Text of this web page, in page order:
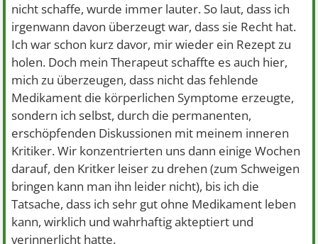
nicht schaffe, wurde immer lauter. So laut, dass ich
irgenwann davon überzeugt war, dass sie Recht hat.
Ich war schon kurz davor, mir wieder ein Rezept zu
holen. Doch mein Therapeut schaffte es auch hier,
mich zu überzeugen, dass nicht das fehlende
Medikament die körperlichen Symptome erzeugte,
sondern ich selbst, durch die permanenten,
erschöpfenden Diskussionen mit meinem inneren
Kritiker. Wir konzentrierten uns dann einige Wochen
darauf, den Kritker leiser zu drehen (zum Schweigen
bringen kann man ihn leider nicht), bis ich die
Tatsache, dass ich sehr gut ohne Medikament leben
kann, wirklich und wahrhaftig akteptiert und
verinnerlicht hatte.